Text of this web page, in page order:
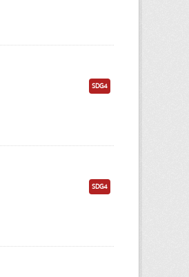
SDG4
SDG4